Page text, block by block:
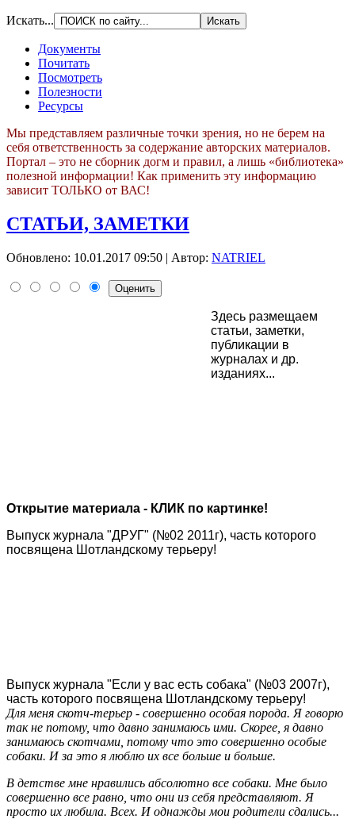
Искать...
Документы
Почитать
Посмотреть
Полезности
Ресурсы
Мы представляем различные точки зрения, но не берем на
себя ответственность за содержание авторских материалов.
Портал – это не сборник догм и правил, а лишь «библиотека»
полезной информации! Как применить эту информацию
зависит ТОЛЬКО от ВАС!
СТАТЬИ, ЗАМЕТКИ
Обновлено: 10.01.2017 09:50 | Автор: NATRIEL
Здесь размещаем
статьи, заметки,
публикации в
журналах и др.
изданиях...
Открытие материала - КЛИК по картинке!
Выпуск журнала "ДРУГ" (№02 2011г), часть которого
посвящена Шотландскому терьеру!
Выпуск журнала "Если у вас есть собака" (№03 2007г),
часть которого посвящена Шотландскому терьеру!
Для меня скотч-терьер - совершенно особая порода. Я говорю
так не потому, что давно занимаюсь ими. Скорее, я давно
занимаюсь скотчами, потому что это совершенно особые
собаки. И за это я люблю их все больше и больше.
В детстве мне нравились абсолютно все собаки. Мне было
совершенно все равно, что они из себя представляют. Я
просто их любила. Всех. И однажды мои родители сдались...